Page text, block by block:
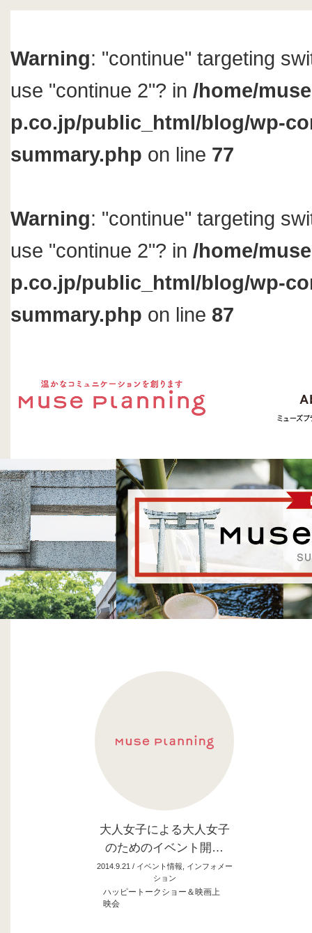
Warning: "continue" targeting
use "continue 2"? in /home/
p.co.jp/public_html/blog/wp-
summary.php on line 77
Warning: "continue" targeting
use "continue 2"? in /home/
p.co.jp/public_html/blog/wp-
summary.php on line 87
大人女子による大人女子
のためのイベント開…
2014.9.21 / イベント情報
インフォメー
ション
ハッピートークショー＆映画上
映会